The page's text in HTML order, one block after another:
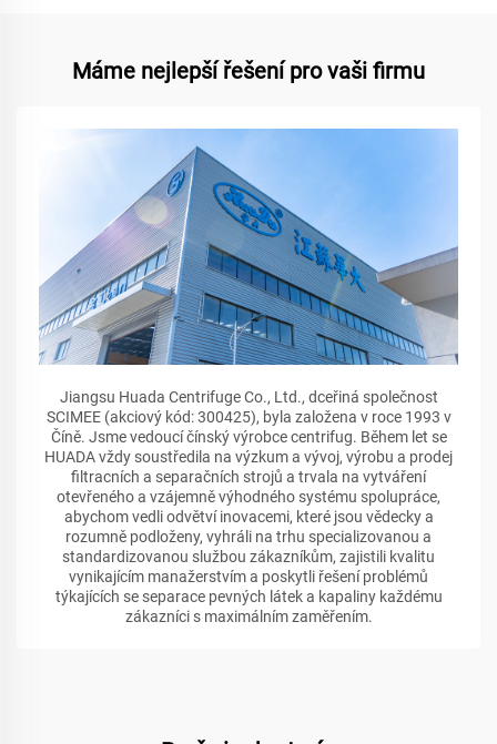
Máme nejlepší řešení pro vaši firmu
Jiangsu Huada Centrifuge Co., Ltd., dceřiná společnost
SCIMEE (akciový kód: 300425), byla založena v roce 1993 v
Číně. Jsme vedoucí čínský výrobce centrifug. Během let se
HUADA vždy soustředila na výzkum a vývoj, výrobu a prodej
filtracních a separačních strojů a trvala na vytváření
otevřeného a vzájemně výhodného systému spolupráce,
abychom vedli odvětví inovacemi, které jsou vědecky a
rozumně podloženy, vyhráli na trhu specializovanou a
standardizovanou službou zákazníkům, zajistili kvalitu
vynikajícím manažerstvím a poskytli řešení problémů
týkajících se separace pevných látek a kapaliny každému
zákazníci s maximálním zaměřením.